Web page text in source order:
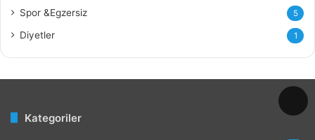
Spor &Egzersiz 5
Diyetler 1
Kategoriler